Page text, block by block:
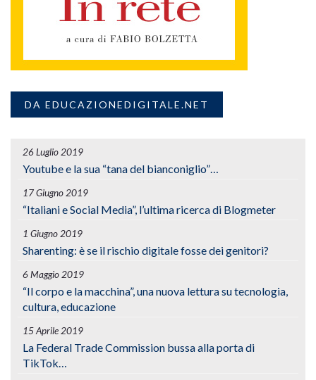
DA EDUCAZIONEDIGITALE.NET
26 Luglio 2019
Youtube e la sua “tana del bianconiglio”…
17 Giugno 2019
“Italiani e Social Media”, l’ultima ricerca di Blogmeter
1 Giugno 2019
Sharenting: è se il rischio digitale fosse dei genitori?
6 Maggio 2019
“Il corpo e la macchina”, una nuova lettura su tecnologia,
cultura, educazione
15 Aprile 2019
La Federal Trade Commission bussa alla porta di
TikTok…